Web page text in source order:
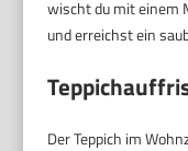
wischt du mit einem
und erreichst ein
Der Teppich im